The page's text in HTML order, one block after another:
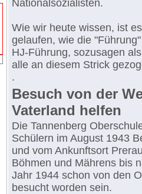
Nationalsozialisten.
Wie wir heute wissen, ist
gelaufen, wie die
HJ-Führung, sozusagen
alle an diesem Strick
.
Besuch von der
Vaterland helfen
Die Tannenberg
Schülern im August 1943
und vom Ankunftsort
Böhmen und Mährens bis
Jahr 1944 schon von den
besucht worden sein.